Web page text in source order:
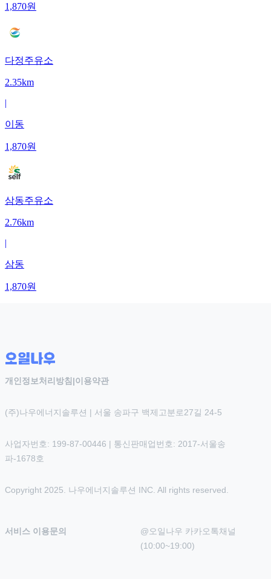
1,870원
다정주유소
2.35km
|
이동
1,870원
삼동주유소
2.76km
|
삼동
1,870원
개인정보처리방침|이용약관
(주)나우에너지솔루션 | 서울 송파구 백제고분로27길 24-5
사업자번호: 199-87-00446 | 통신판매업번호: 2017-서울송
파-1678호
Copyright 2025. 나우에너지솔루션 INC. All rights reserved.
서비스 이용문의
@오일나우 카카오톡채널
(10:00~19:00)